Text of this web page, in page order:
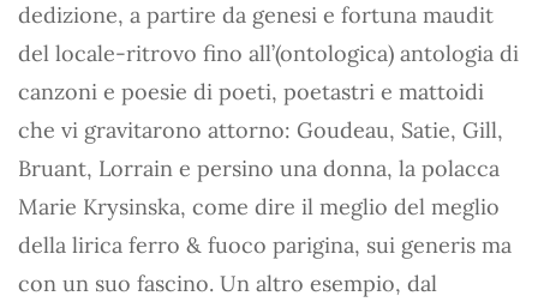
dedizione, a partire da genesi e fortuna maudit
del locale-ritrovo fino all’(ontologica) antologia di
canzoni e poesie di poeti, poetastri e mattoidi
che vi gravitarono attorno: Goudeau, Satie, Gill,
Bruant, Lorrain e persino una donna, la polacca
Marie Krysinska, come dire il meglio del meglio
della lirica ferro & fuoco parigina, sui generis ma
con un suo fascino. Un altro esempio, dal